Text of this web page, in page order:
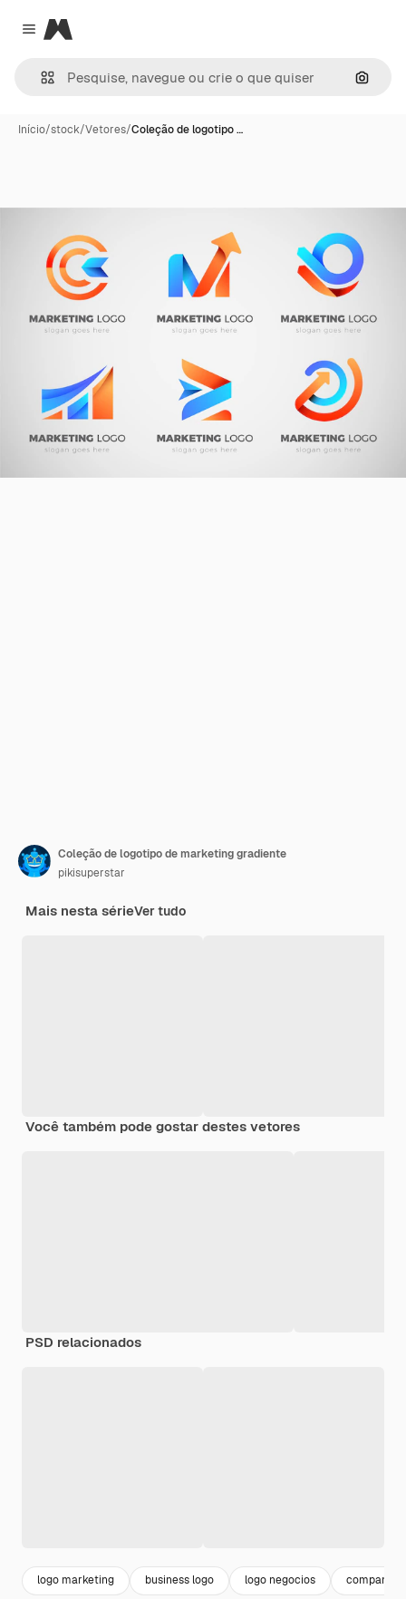
Close menu
Magnific
Início/stock/Vetores/Coleção de logotipo …
Coleção de logotipo de marketing gradiente
pikisuperstar
Mais nesta sérieVer tudo
Você também pode gostar destes vetores
PSD relacionados
logo marketing business logo logo negocios company